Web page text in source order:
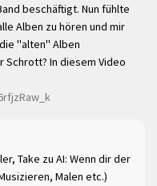
beschäftigt. Nun fühlte
Alben zu hören und mir
"alten" Alben
In diesem Video
Take zu AI: Wenn dir der
Malen etc.)